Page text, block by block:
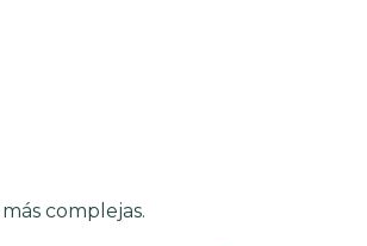
complejas.